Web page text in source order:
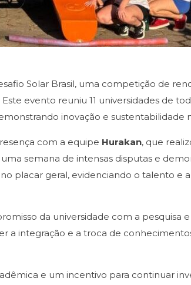
Solar Brasil, uma competição de
evento reuniu 11 universidades de
inovação e sustentabilidade
com a equipe Hurakan, que
uma semana de intensas disputas e
placar geral, evidenciando o talento e
da universidade com a pesquisa
a integração e a troca de
e um incentivo para continuar